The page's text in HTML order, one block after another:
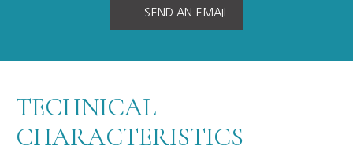
SEND AN EMAIL
TECHNICAL
CHARACTERISTICS